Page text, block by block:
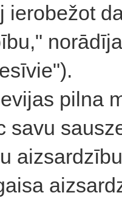
ierobežot
pilna
savu